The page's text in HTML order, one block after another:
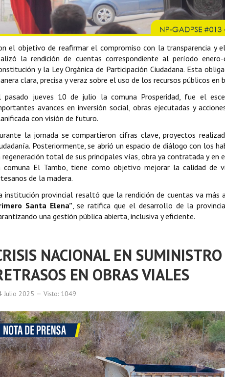
el objetivo de reafirmar el compromiso con la transparencia y
la rendición de cuentas correspondiente al período
y la Ley Orgánica de Participación Ciudadana. Esta
clara, precisa y veraz sobre el uso de los recursos públicos en
pasado jueves 10 de julio la comuna Prosperidad, fue el
avances en inversión social, obras ejecutadas y
con visión de futuro.
la jornada se compartieron cifras clave, proyectos
Posteriormente, se abrió un espacio de diálogo con los
regeneración total de sus principales vías, obra ya contratada y en
comuna El Tambo, tiene como objetivo mejorar la calidad de
de la madera.
institución provincial resaltó que la rendición de cuentas va
Santa Elena” , se ratifica que el desarrollo de la
una gestión pública abierta, inclusiva y eficiente.
NACIONAL EN
EN OBRAS VIALES
Julio 2025 Visto: 1049